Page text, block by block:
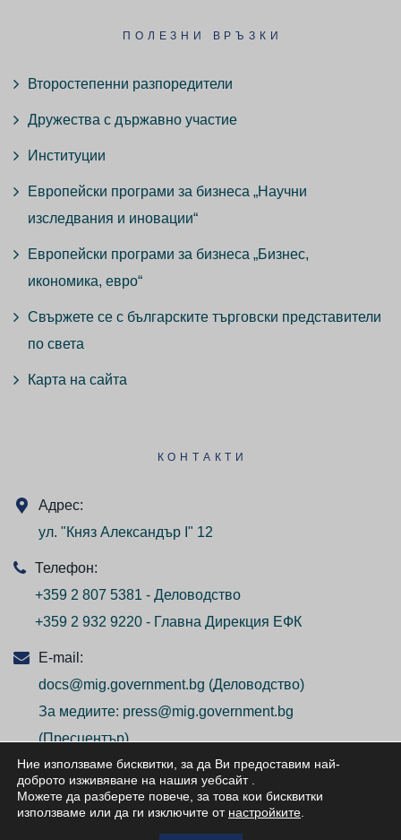
ПОЛЕЗНИ ВРЪЗКИ
Второстепенни разпоредители
Дружества с държавно участие
Институции
Европейски програми за бизнеса „Научни
изследвания и иновации“
Европейски програми за бизнеса „Бизнес,
икономика, евро“
Свържете се с българските търговски представители
по света
Карта на сайта
КОНТАКТИ
Адрес:
ул. "Княз Александър I" 12
Телефон:
+359 2 807 5381 - Деловодство
+359 2 932 9220 - Главна Дирекция ЕФК
E-mail:
docs@mig.government.bg (Деловодство)
За медиите: press@mig.government.bg
(Пресцентър)
Ние използваме бисквитки, за да Ви предоставим най-
доброто изживяване на нашия уебсайт.
Можете да разберете повече, за това кои бисквитки
използваме или да ги изключите от настройките